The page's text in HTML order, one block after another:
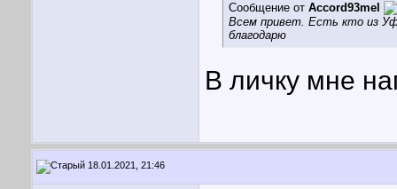
Сообщение от Accord93mel
Всем привет. Есть кто из
благодарю
В личку мне
18.01.2021, 21:46